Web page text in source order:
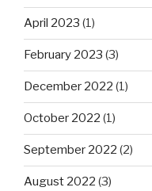
April 2023 (1)
February 2023 (3)
December 2022 (1)
October 2022 (1)
September 2022 (2)
August 2022 (3)